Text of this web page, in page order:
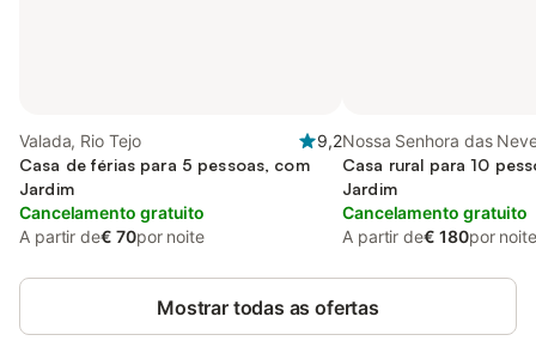
Valada, Rio Tejo
9,2
Casa de férias para 5 pessoas, com
Jardim
Cancelamento gratuito
A partir de€ 70por noite
Nossa Senhora das
Alentejo
Casa rural para 10
Jardim
Cancelamento gratuito
A partir de€ 180por noite
Mostrar todas as ofertas